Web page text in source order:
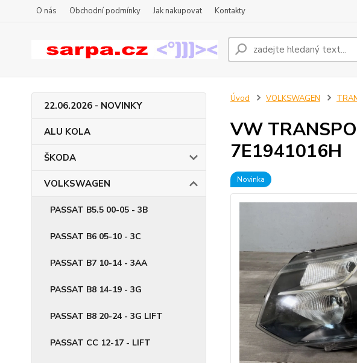
O nás Obchodní podmínky Jak nakupovat Kontakty
22.06.2026 - NOVINKY
ALU KOLA
ŠKODA
VOLKSWAGEN
PASSAT B5.5 00-05 - 3B
PASSAT B6 05-10 - 3C
PASSAT B7 10-14 - 3AA
PASSAT B8 14-19 - 3G
PASSAT B8 20-24 - 3G LIFT
PASSAT CC 12-17 - LIFT
Úvod VOLKSWAGEN
VW
7E1941016H
Novinka